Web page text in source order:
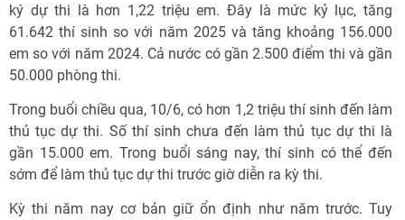
ký dự thi là hơn 1,22 triệu em. Đây là mức kỷ lục, tăng
61.642 thí sinh so với năm 2025 và tăng khoảng 156.000
em so với năm 2024. Cả nước có gần 2.500 điểm thi và gần
50.000 phòng thi.
Trong buổi chiều qua, 10/6, có hơn 1,2 triệu thí sinh đến làm
thủ tục dự thi. Số thí sinh chưa đến làm thủ tục dự thi là
gần 15.000 em. Trong buổi sáng nay, thí sinh có thể đến
sớm để làm thủ tục dự thi trước giờ diễn ra kỳ thi.
Kỳ thi năm nay cơ bản giữ ổn định như năm trước. Tuy